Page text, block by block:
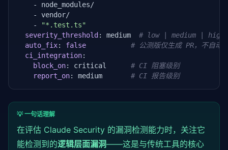
    - node_modules/
    - vendor/
    -
"*.test.ts"
severity_threshold : medium # low | medium |
auto_fix: false
# 公测版仅生成 PR，不自动
ci_integration:
block_on: critical # CI 阻塞级别
report_on: medium # CI 报告级别
💡 一句话理解
在评估 Claude Security 的漏洞检测能力时，关注它
能检测到的逻辑层面漏洞——这是与传统工具的核心